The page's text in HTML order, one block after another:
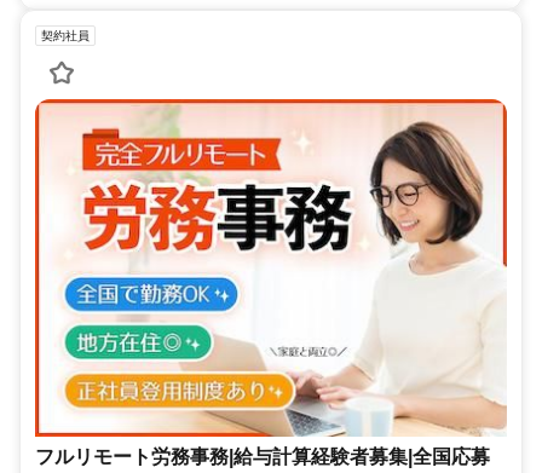
契約社員
フルリモート労務事務|給与計算経験者募集|全国応募